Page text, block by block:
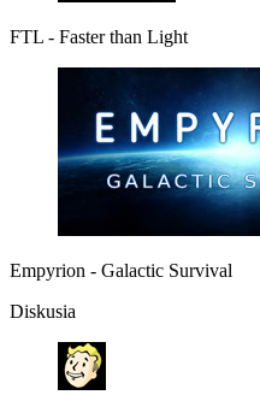
FTL - Faster than Light
Empyrion - Galactic Survival
Diskusia